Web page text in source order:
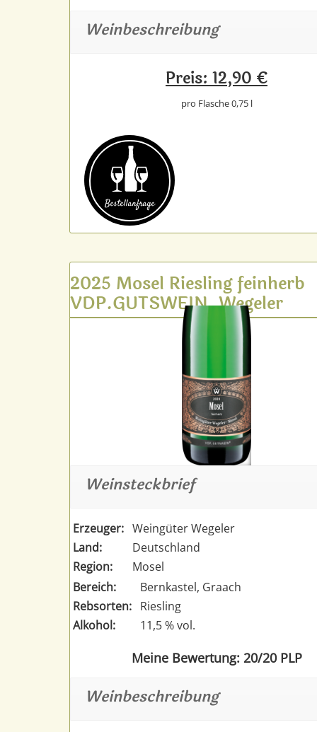
Weinbeschreibung
Preis: 12,90 €
pro Flasche 0,75 l
Bestell­anfrage
2025 Mosel Riesling feinherb
VDP.GUTSWEIN, Wegeler
Weinsteckbrief
Erzeuger: Weingüter Wegeler
Land:
Deutschland
Region:
Mosel
Bereich:
Bernkastel, Graach
Rebsorten: Riesling
Alkohol:
11,5 % vol.
Meine Bewertung: 20/20 PLP
Weinbeschreibung